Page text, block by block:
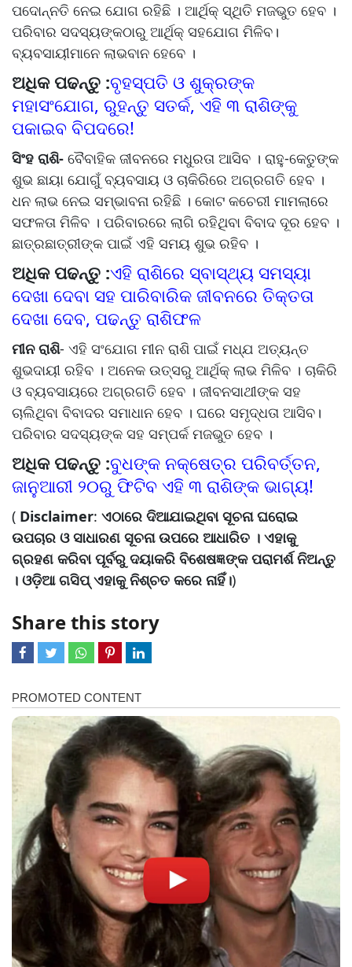
ପଦୋନ୍ନତି ନେଇ ଯୋଗ ରହିଛି । ଆର୍ଥିକ୍ ସ୍ଥିତି ମଜଭୁତ ହେବ ।
ପରିବାର ସଦସ୍ୟଙ୍କଠାରୁ ଆର୍ଥିକ୍ ସହଯୋଗ ମିଳିବ।
ବ୍ୟବସାୟୀମାନେ ଲାଭବାନ ହେବେ ।
ଅଧିକ ପଢନ୍ତୁ :ବୃହସ୍ପତି ଓ ଶୁକ୍ରଙ୍କ
ମହାସଂଯୋଗ, ରୁହନ୍ତୁ ସତର୍କ, ଏହି ୩ ରାଶିଙ୍କୁ
ପକାଇବ ବିପଦରେ!
ସିଂହ ରାଶି- ବୈବାହିକ ଜୀବନରେ ମଧୁରତା ଆସିବ । ରାହୁ-କେତୁଙ୍କ
ଶୁଭ ଛାୟା ଯୋଗୁଁ ବ୍ୟବସାୟ ଓ ଚାକିରିରେ ଅଗ୍ରଗତି ହେବ ।
ଧନ ଲାଭ ନେଇ ସମ୍ଭାବନା ରହିଛି । କୋଟ କଚେରୀ ମାମଲାରେ
ସଫଳତା ମିଳିବ । ପରିବାରରେ ଲାଗି ରହିଥିବା ବିବାଦ ଦୂର ହେବ ।
ଛାତ୍ରଛାତ୍ରୀଙ୍କ ପାଇଁ ଏହି ସମୟ ଶୁଭ ରହିବ ।
ଅଧିକ ପଢନ୍ତୁ :ଏହି ରାଶିରେ ସ୍ବାସ୍ଥ୍ୟ ସମସ୍ୟା
ଦେଖା ଦେବା ସହ ପାରିବାରିକ ଜୀବନରେ ତିକ୍ତତା
ଦେଖା ଦେବ, ପଢନ୍ତୁ ରାଶିଫଳ
ମୀନ ରାଶି- ଏହି ସଂଯୋଗ ମୀନ ରାଶି ପାଇଁ ମଧ୍ଯ ଅତ୍ୟନ୍ତ
ଶୁଭଦାୟୀ ରହିବ । ଅନେକ ଉତ୍ସରୁ ଆର୍ଥିକ୍ ଲାଭ ମିଳିବ । ଚାକିରି
ଓ ବ୍ୟବସାୟରେ ଅଗ୍ରଗତି ହେବ । ଜୀବନସାଥୀଙ୍କ ସହ
ଚାଲିଥିବା ବିବାଦର ସମାଧାନ ହେବ । ଘରେ ସମୃଦ୍ଧତା ଆସିବ।
ପରିବାର ସଦସ୍ୟଙ୍କ ସହ ସମ୍ପର୍କ ମଜଭୁତ ହେବ ।
ଅଧିକ ପଢନ୍ତୁ :ବୁଧଙ୍କ ନକ୍ଷେତ୍ର ପରିବର୍ତ୍ତନ,
ଜାନୁଆରୀ ୨୦ରୁ ଫିଟିବ ଏହି ୩ ରାଶିଙ୍କ ଭାଗ୍ୟ!
( Disclaimer: ଏଠାରେ ଦିଆଯାଇଥିବା ସୂଚନା ଘରୋଇ
ଉପଚାର ଓ ସାଧାରଣ ସୂଚନା ଉପରେ ଆଧାରିତ । ଏହାକୁ
ଗ୍ରହଣ କରିବା ପୂର୍ବରୁ ଦୟାକରି ବିଶେଷଜ୍ଞଙ୍କ ପରାମର୍ଶ ନିଅନ୍ତୁ
। ଓଡ଼ିଆ ଗସିପ୍ ଏହାକୁ ନିଶ୍ଚତ କରେ ନାହିଁ।)
Share this story